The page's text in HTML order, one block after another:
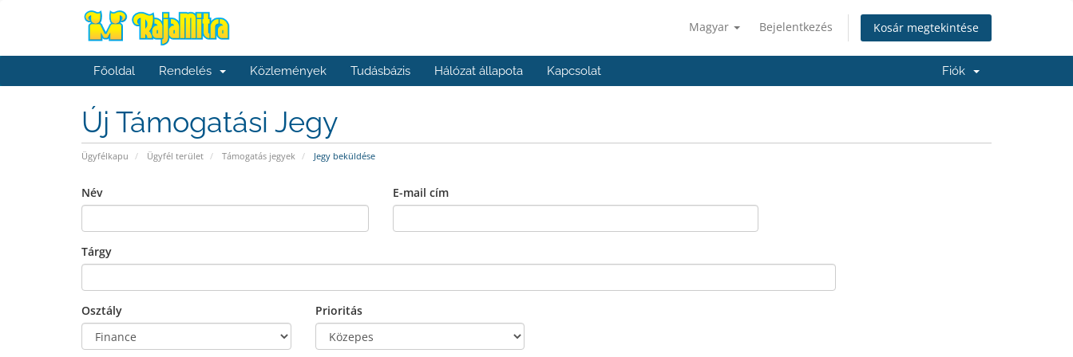
Magyar Bejelentkezés Kosár megtekintése
Főoldal Rendelés Közlemények Tudásbázis Hálózat állapota Kapcsolat Fiók
Új Támogatási Jegy
Ügyfélkapu Ügyfél terület Támogatás jegyek Jegy beküldése
Név E-mail cím
Tárgy
Osztály Prioritás